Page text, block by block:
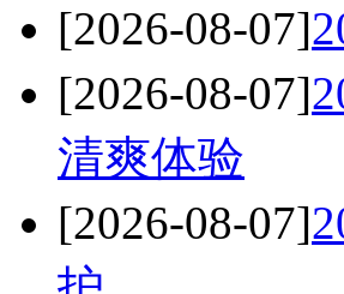
[2026-08-07]
[2026-08-07]
清爽体验
[2026-08-07]